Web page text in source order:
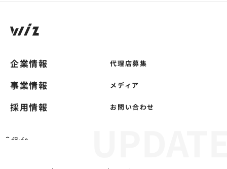
企業情報
事業情報
採用情報
代理店募集
メディア
お問い合わせ